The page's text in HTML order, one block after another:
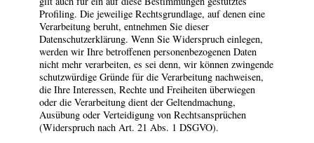
Profiling. Die jeweilige Rechtsgrundlage, auf denen eine
Verarbeitung beruht, entnehmen Sie dieser
Datenschutzerklärung. Wenn Sie Widerspruch einlegen,
werden wir Ihre betroffenen personenbezogenen Daten
nicht mehr verarbeiten, es sei denn, wir können zwingende
schutzwürdige Gründe für die Verarbeitung nachweisen,
die Ihre Interessen, Rechte und Freiheiten überwiegen
oder die Verarbeitung dient der Geltendmachung,
Ausübung oder Verteidigung von Rechtsansprüchen
(Widerspruch nach Art. 21 Abs. 1 DSGVO).